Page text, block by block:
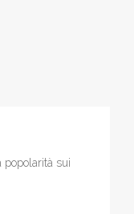
popolarità sui